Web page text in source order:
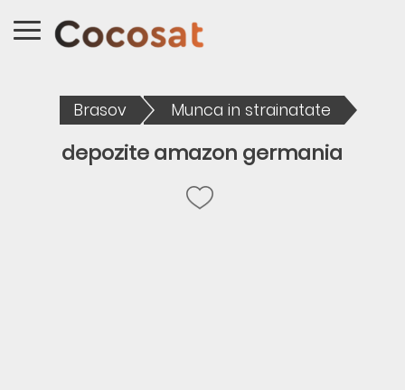
Brasov Munca in strainatate
depozite amazon germania